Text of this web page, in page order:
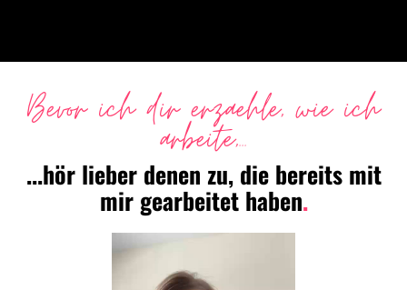
Bevor ich dir erzaehle, wie ich
arbeite,...
...hör lieber denen zu, die bereits mit
mir gearbeitet haben.